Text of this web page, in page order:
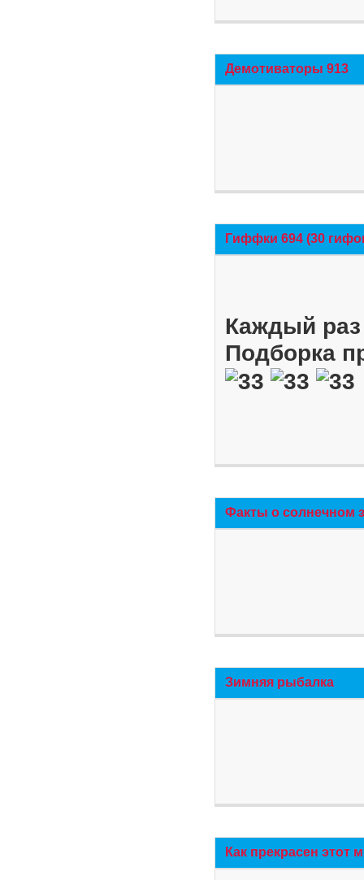
Демотиваторы 913
Гиффки 694 (30
Каждый
Подборка
Факты о солнечном
Зимняя рыбалка
Как прекрасен этот